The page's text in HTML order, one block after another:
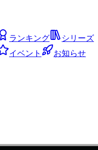
ランキング
シリーズ
イベント
お知らせ